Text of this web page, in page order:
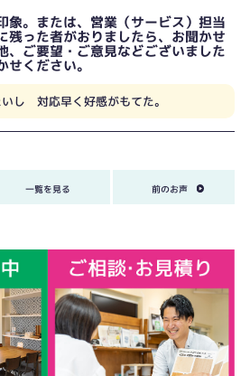
象。または、営業（サービス）担当
残った者がおりましたら、お聞かせ
、ご要望・ご意見などございました
せください。
し 対応早く好感がもてた。
一覧を見る 前のお声